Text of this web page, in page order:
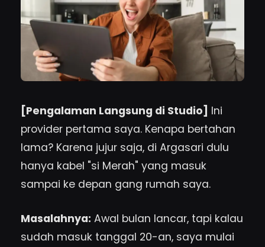
[Pengalaman Langsung di Studio] Ini
provider pertama saya. Kenapa bertahan
lama? Karena jujur saja, di Argasari dulu
hanya kabel "si Merah" yang masuk
sampai ke depan gang rumah saya.
Masalahnya: Awal bulan lancar, tapi kalau
sudah masuk tanggal 20-an, saya mulai